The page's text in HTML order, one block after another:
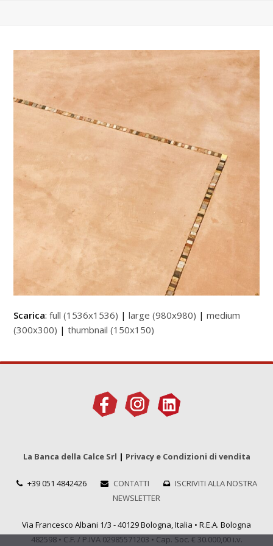
Scarica:full (1536x1536) |large (980x980) |medium
(300x300) |thumbnail (150x150)
La Banca della Calce Srl | Privacy e Condizioni di vendita
+39 051 4842426 CONTATTI
ISCRIVITI ALLA NOSTRA
NEWSLETTER
Via Francesco Albani 1/3 - 40129 Bologna, Italia • R.E.A. Bologna
482598 • C.F. / P.IVA 02985571203 • Cap. Soc. € 30.000,00 i.v.